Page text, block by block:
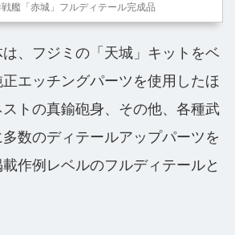
艦「赤城」フルディテール完成品
、フジミの「天城」キットをベ
エッチングパーツを使用したほ
トの真鍮砲身、その他、各種武
数のディテールアップパーツを
作例レベルのフルディテールと